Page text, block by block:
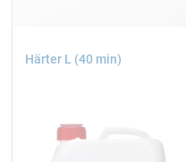
Härter L (40 min)